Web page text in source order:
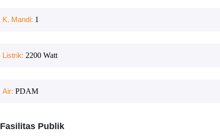
K. Mandi: 1
Listrik: 2200 Watt
Air: PDAM
Fasilitas Publik